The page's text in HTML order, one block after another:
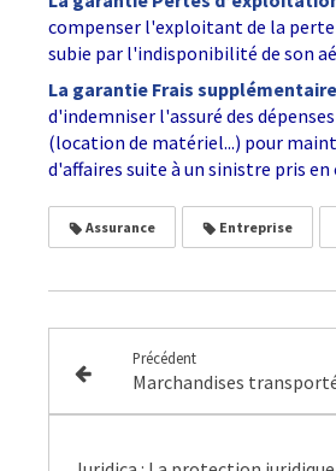
compenser l'exploitant de la perte
subie par l'indisponibilité de son
La garantie Frais
d'indemniser l'assuré des
(location de matériel...) pour
d'affaires suite à un sinistre pris en
Assurance Entreprise
Précédent
Marchandises